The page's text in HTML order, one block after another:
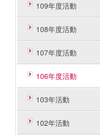
109年度活動
108年度活動
107年度活動
106年度活動
103年活動
102年活動